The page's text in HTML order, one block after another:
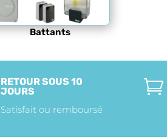
Battants
RETOUR SOUS 10
JOURS
Satisfait ou remboursé
